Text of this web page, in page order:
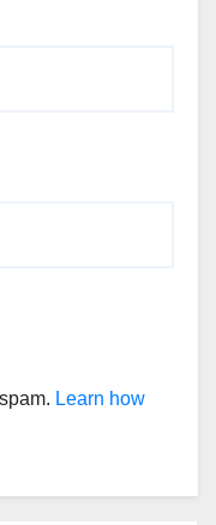
Learn how